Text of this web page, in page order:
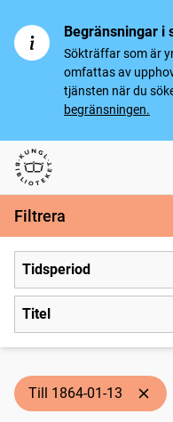
Begränsningar i
Sökträffar som är
omfattas av
tjänsten när du
begränsningen.
Svenska tidningar
Filtrera
Tidsperiod
Titel
Till 1864-01-13